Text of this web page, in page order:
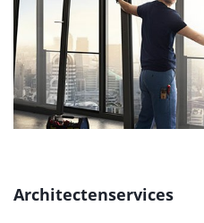
Architectenservices